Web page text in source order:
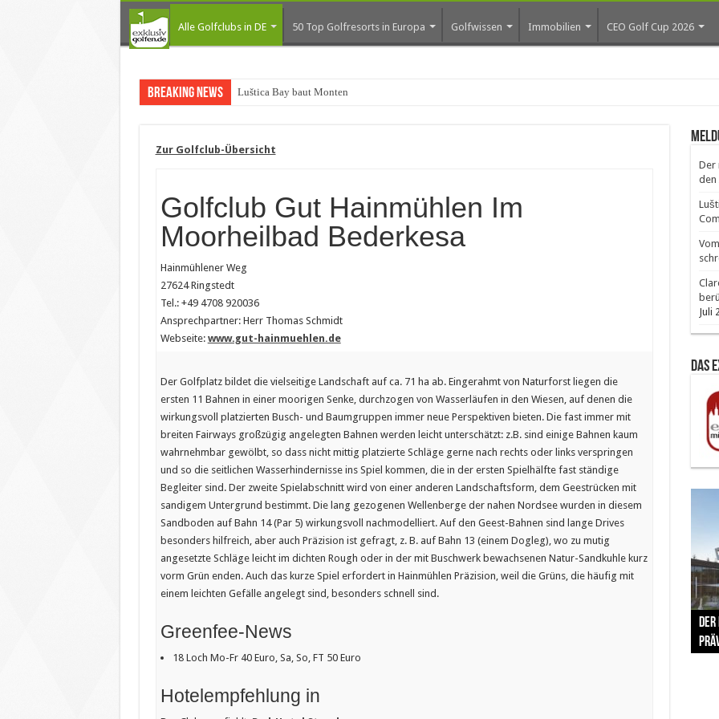
Alle Golfclubs in DE 50 Top Golfresorts in Europa Golfwissen Immobilien CEO Golf Cup 2026
Breaking News Luštica Bay baut Montenegros erste Golf-Commu
Zur Golfclub-Übersicht
Golfclub Gut Hainmühlen Im
Moorheilbad Bederkesa
Hainmühlener Weg
27624 Ringstedt
Tel.: +49 4708 920036
Ansprechpartner: Herr Thomas Schmidt
Webseite: www.gut-hainmuehlen.de
Der Golfplatz bildet die vielseitige Landschaft auf ca. 71 ha ab. Eingerahmt von Naturforst liegen die
ersten 11 Bahnen in einer moorigen Senke, durchzogen von Wasserläufen in den Wiesen, auf denen die
wirkungsvoll platzierten Busch- und Baumgruppen immer neue Perspektiven bieten. Die fast immer mit
breiten Fairways großzügig angelegten Bahnen werden leicht unterschätzt: z.B. sind einige Bahnen kaum
wahrnehmbar gewölbt, so dass nicht mittig platzierte Schläge gerne nach rechts oder links verspringen
und so die seitlichen Wasserhindernisse ins Spiel kommen, die in der ersten Spielhälfte fast ständige
Begleiter sind. Der zweite Spielabschnitt wird von einer anderen Landschaftsform, dem Geestrücken mit
sandigem Untergrund bestimmt. Die lang gezogenen Wellenberge der nahen Nordsee wurden in diesem
Sandboden auf Bahn 14 (Par 5) wirkungsvoll nachmodelliert. Auf den Geest-Bahnen sind lange Drives
besonders hilfreich, aber auch Präzision ist gefragt, z. B. auf Bahn 13 (einem Dogleg), wo zu mutig
angesetzte Schläge leicht im dichten Rough oder in der mit Buschwerk bewachsenen Natur-Sandkuhle kurz
vorm Grün enden. Auch das kurze Spiel erfordert in Hainmühlen Präzision, weil die Grüns, die häufig mit
einem leichten Gefälle angelegt sind, besonders schnell sind.
Greenfee-News
18 Loch Mo-Fr 40 Euro, Sa, So, FT 50 Euro
Hotelempfehlung in
Der
den
Juli
Das
The